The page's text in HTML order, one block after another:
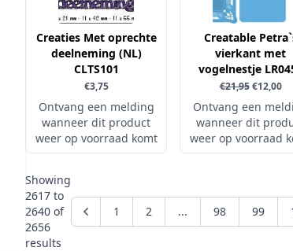
Creaties Met oprechte
deelneming (NL)
CLTS101
€3,75
Ontvang een melding
wanneer dit product
weer op voorraad komt
Creatable
vierkant met
vogelnestje
€21,95€12,00
Ontvang een
wanneer dit
weer op voorraad
Showing
2617 to
2640 of
2656
results
1 2 ... 98 99